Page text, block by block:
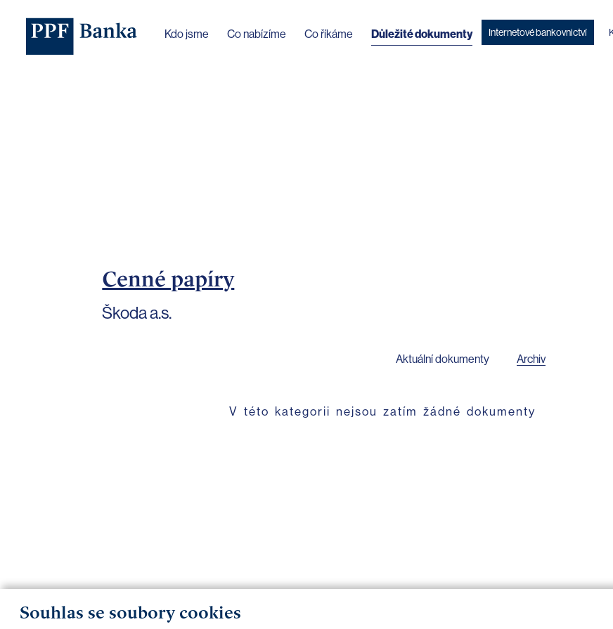
Souhlas se soubory cookies
Kdo jsme Co nabízíme Co říkáme Důležité dokumenty Internetové bankovnictví
Cenné papíry
Škoda a.s.
Aktuální dokumenty Archiv
V této kategorii nejsou zatím žádné dokumenty